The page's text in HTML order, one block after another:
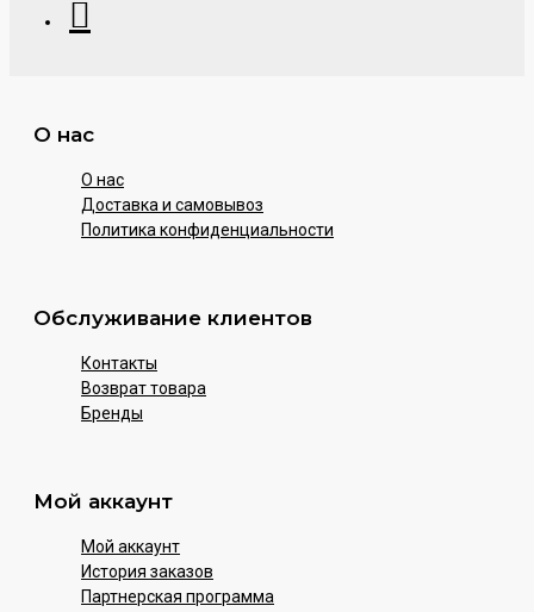
О нас
О нас
Доставка и самовывоз
Политика конфиденциальности
Обслуживание клиентов
Контакты
Возврат товара
Бренды
Мой аккаунт
Мой аккаунт
История заказов
Партнерская программа